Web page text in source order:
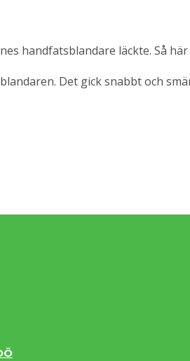
handfatsblandare läckte. Så
Det gick snabbt och